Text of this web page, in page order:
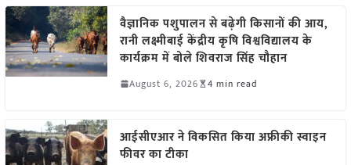
वैज्ञानिक पशुपालन से बढ़ेगी किसानों की आय,
रानी लक्ष्मीबाई केंद्रीय कृषि विश्वविद्यालय के
कार्यक्रम में बोले शिवराज सिंह चौहान
August 6, 2026 4 min read
आईसीएआर ने विकसित किया अफ्रीकी स्वाइन
फीवर का टीका